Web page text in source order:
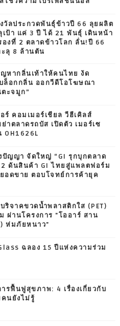
วัลประกวดพันธุ์ข้าวปี 66 ลุยผลิต
ป้า แค่ 3 ปี ได้ 21 พันธุ์ เดินหน้า
งที่ 2 ตลาดข้าวโลก ลั่น!ปี 66
ลุ 8 ล้านตัน
หากลิ่นเท้าให้คนไทย งัด
ล็อกกลิ่น ออกวีดีโอโฆษณา
ตะจมูก”
ร์ คอมเมอร์เชียล วีฮีเคิลส์
าตลาดรถบัส เปิดตัว เมอร์เซ
OH1626L
ญญา จัดใหญ่ “GI รุกบุกตลาด
ดันสินค้า GI ไทยสู่แพลตฟอร์ม
อดขาย ตอบโจทย์การค้ายุค
ริจาคขวดน้ำพลาสติกใส (PET)
ผ่านโครงการ "โออาร์ สาน
) ห่มภัยหนาว"
ฉลอง 15 ปีแห่งความร่วม
รฟื้นฟูสุขภาพ: 4 เรื่องเกี่ยวกับ
นยังไม่รู้